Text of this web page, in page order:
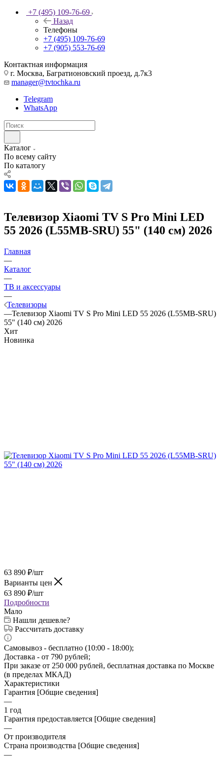
+7 (495) 109-76-69
Назад
Телефоны
+7 (495) 109-76-69
+7 (905) 553-76-69
Контактная информация
г. Москва, Багратионовский проезд, д.7к3
manager@tvtochka.ru
Telegram
WhatsApp
Каталог
По всему сайту
По каталогу
Телевизор Xiaomi TV S Pro Mini LED
55 2026 (L55MB-SRU) 55" (140 см) 2026
Главная
—
Каталог
—
ТВ и аксессуары
—
Телевизоры
—Телевизор Xiaomi TV S Pro Mini LED 55 2026 (L55MB-SRU)
55" (140 см) 2026
Хит
Новинка
63 890 ₽/шт
Варианты цен
63 890 ₽/шт
Подробности
Мало
Нашли дешевле?
Рассчитать доставку
Самовывоз - бесплатно (10:00 - 18:00);
Доставка - от 790 рублей;
При заказе от 250 000 рублей, бесплатная доставка по Москве
(в пределах МКАД)
Характеристики
Гарантия [Общие сведения]
—
1 год
Гарантия предоставляется [Общие сведения]
—
От производителя
Страна производства [Общие сведения]
—